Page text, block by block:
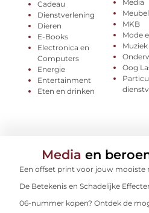
Cadeau
Dienstverlening
Dieren
E-Books
Electronica en
Computers
Energie
Entertainment
Eten en drinken
Media
MKB
Mode
Muziek
Oog
Media en
Een offset print voor jouw mooiste
De Betekenis en Schadelijke
06-nummer kopen? Ontdek de